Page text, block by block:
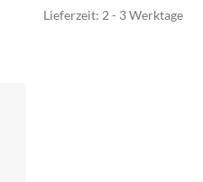
Lieferzeit: 2 - 3 Werktage